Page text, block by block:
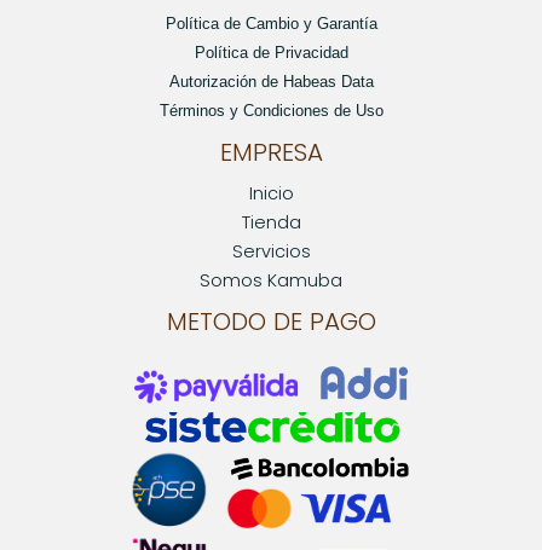
Política de Cambio y Garantía
Política de Privacidad
Autorización de Habeas Data
Términos y Condiciones de Uso
EMPRESA
Inicio
Tienda
Servicios
Somos Kamuba
METODO DE PAGO